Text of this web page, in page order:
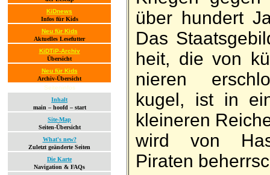
KiDnews
Infos für Kids
Neu für Kids
Aktuelles Lesefutter
KiDTiP-Archiv
Übersicht
Neu für Kids
Archiv-Übersicht
Seiteninfos
Inhalt
main – hoofd – start
Site-Map
Seiten-Übersicht
What's new?
Zuletzt geänderte Seiten
Die Karte
Navigation & FAQs
über hun­dert
Das
heit, die von
nieren
kugel, ist in
kleineren
wird von
Piraten